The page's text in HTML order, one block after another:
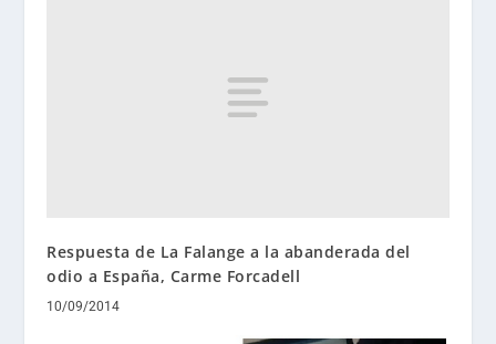
Respuesta de La Falange a la abanderada del
odio a España, Carme Forcadell
10/09/2014